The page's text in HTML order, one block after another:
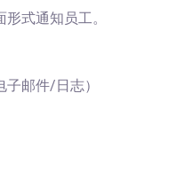
式通知员工。
邮件/日志）